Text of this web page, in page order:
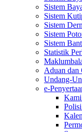
Sistem
Sistem
Sistem
Sistem
Sistem
Statistik
Aduan dan
Undang-
e-